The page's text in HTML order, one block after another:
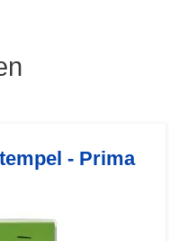
- Prima